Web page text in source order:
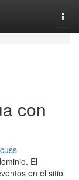
con
El
en el sitio